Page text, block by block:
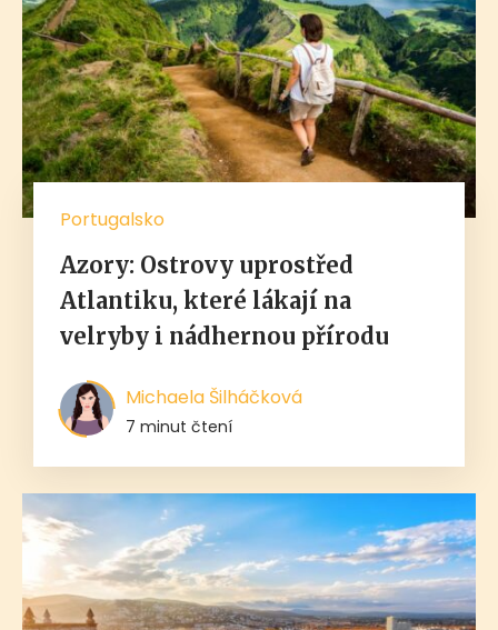
Portugalsko
Azory: Ostrovy uprostřed
Atlantiku, které lákají na
velryby i nádhernou přírodu
Michaela Šilháčková
7 minut čtení